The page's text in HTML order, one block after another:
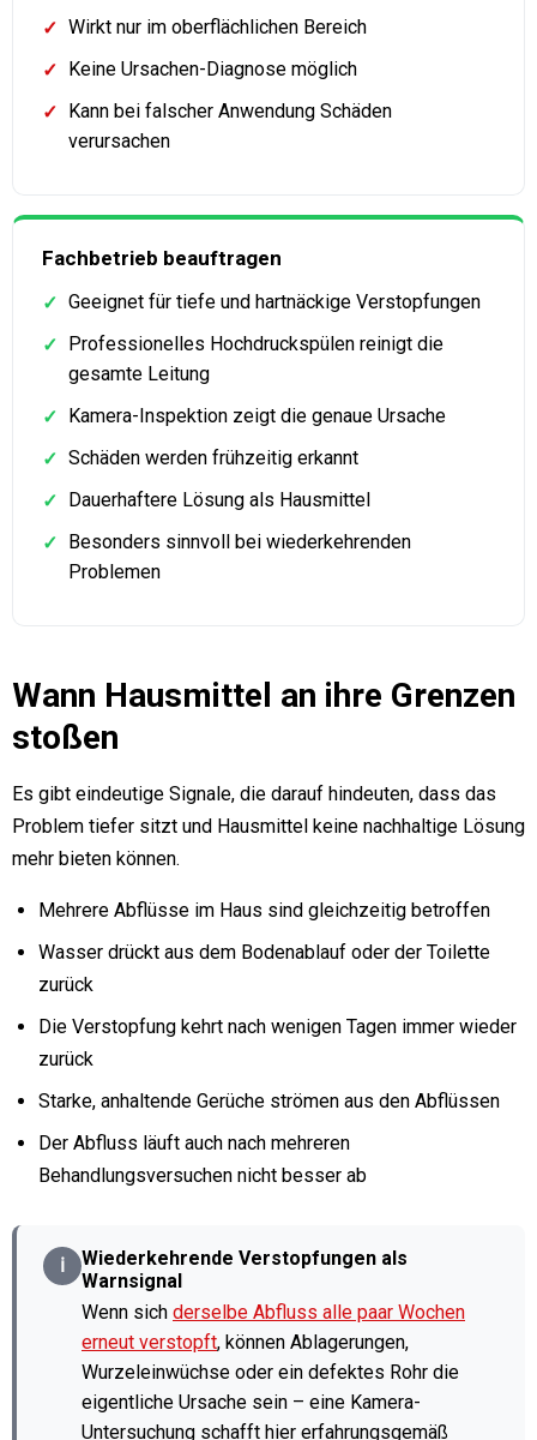
✓ Wirkt nur im oberflächlichen Bereich
✓
Keine Ursachen-Diagnose möglich
✓
Kann bei falscher Anwendung Schäden
verursachen
Fachbetrieb beauftragen
✓ Geeignet für tiefe und hartnäckige Verstopfungen
✓
Professionelles Hochdruckspülen reinigt die
gesamte Leitung
✓
Kamera-Inspektion zeigt die genaue Ursache
✓ Schäden werden frühzeitig erkannt
✓
Dauerhaftere Lösung als Hausmittel
✓
Besonders sinnvoll bei wiederkehrenden
Problemen
Wann Hausmittel an ihre Grenzen
stoßen
Es gibt eindeutige Signale, die darauf hindeuten, dass das
Problem tiefer sitzt und Hausmittel keine nachhaltige Lösung
mehr bieten können.
Mehrere Abflüsse im Haus sind gleichzeitig betroffen
Wasser drückt aus dem Bodenablauf oder der Toilette
zurück
Die Verstopfung kehrt nach wenigen Tagen immer wieder
zurück
Starke, anhaltende Gerüche strömen aus den Abflüssen
Der Abfluss läuft auch nach mehreren
Behandlungsversuchen nicht besser ab
ℹ
Wiederkehrende Verstopfungen als
Warnsignal
Wenn sich derselbe Abfluss alle paar Wochen
erneut verstopft, können Ablagerungen,
Wurzeleinwüchse oder ein defektes Rohr die
eigentliche Ursache sein – eine Kamera-
Untersuchung schafft hier erfahrungsgemäß